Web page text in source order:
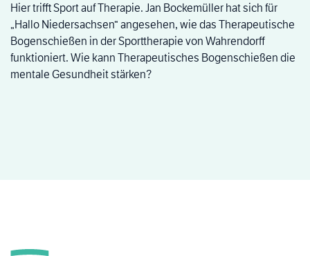
Hier trifft Sport auf Therapie. Jan Bockemüller hat sich für
„Hallo Niedersachsen“ angesehen, wie das Therapeutische
Bogenschießen in der Sporttherapie von Wahrendorff
funktioniert. Wie kann Therapeutisches Bogenschießen die
mentale Gesundheit stärken?